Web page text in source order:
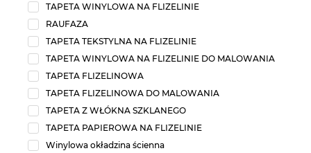
TAPETA WINYLOWA NA FLIZELINIE
RAUFAZA
TAPETA TEKSTYLNA NA FLIZELINIE
TAPETA WINYLOWA NA FLIZELINIE DO MALOWANIA
TAPETA FLIZELINOWA
TAPETA FLIZELINOWA DO MALOWANIA
TAPETA Z WŁÓKNA SZKLANEGO
TAPETA PAPIEROWA NA FLIZELINIE
Winylowa okładzina ścienna